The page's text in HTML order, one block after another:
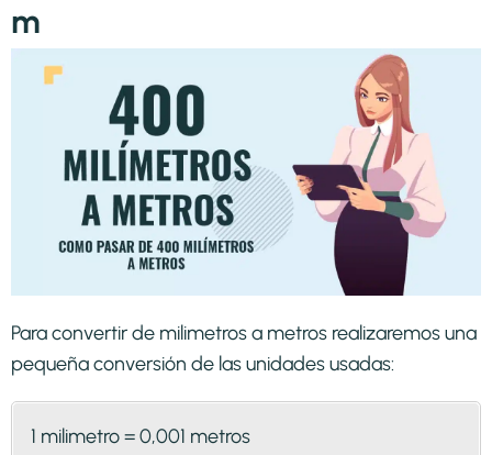
m
Para convertir de milimetros a metros realizaremos una
pequeña conversión de las unidades usadas:
1 milimetro = 0,001 metros